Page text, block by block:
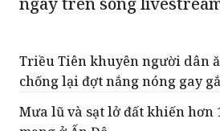
Triều Tiên khuyên người dân
Mưa lũ và sạt lở đất khiến hơn
mạng ở Ấn Độ
Phải cất tiền, 2 nhân viên hãng